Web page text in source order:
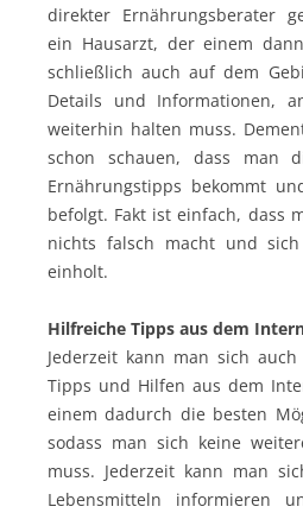
direkter Ernährungsberater
ein Hausarzt, der einem
schließlich auch auf dem
Details und Informationen,
weiterhin halten muss.
schon schauen, dass man
Ernährungstipps bekommt
befolgt. Fakt ist einfach, dass
nichts falsch macht und
einholt.
Hilfreiche Tipps aus dem
Jederzeit kann man sich
Tipps und Hilfen aus dem
einem dadurch die besten
sodass man sich keine
muss. Jederzeit kann man
Lebensmitteln informieren